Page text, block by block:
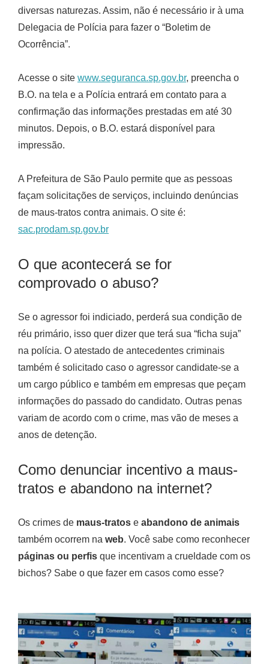
diversas naturezas. Assim, não é necessário ir à uma
Delegacia de Polícia para fazer o “Boletim de
Ocorrência”.
Acesse o site www.seguranca.sp.gov.br, preencha o
B.O. na tela e a Polícia entrará em contato para a
confirmação das informações prestadas em até 30
minutos. Depois, o B.O. estará disponível para
impressão.
A Prefeitura de São Paulo permite que as pessoas
façam solicitações de serviços, incluindo denúncias
de maus-tratos contra animais. O site é:
sac.prodam.sp.gov.br
O que acontecerá se for
comprovado o abuso?
Se o agressor foi indiciado, perderá sua condição de
réu primário, isso quer dizer que terá sua “ficha suja”
na polícia. O atestado de antecedentes criminais
também é solicitado caso o agressor candidate-se a
um cargo público e também em empresas que peçam
informações do passado do candidato. Outras penas
variam de acordo com o crime, mas vão de meses a
anos de detenção.
Como denunciar incentivo a maus-
tratos e abandono na internet?
Os crimes de maus-tratos e abandono de animais
também ocorrem na web. Você sabe como reconhecer
páginas ou perfis que incentivam a crueldade com os
bichos? Sabe o que fazer em casos como esse?